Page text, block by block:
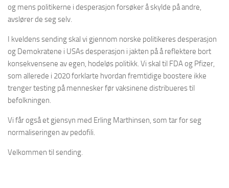
og mens politikerne i desperasjon forsøker å skylde på andre,
avslører de seg selv.
I kveldens sending skal vi gjennom norske politikeres desperasjon
og Demokratene i USAs desperasjon i jakten på å reflektere bort
konsekvensene av egen, hodeløs politikk. Vi skal til FDA og Pfizer,
som allerede i 2020 forklarte hvordan fremtidige boostere ikke
trenger testing på mennesker før vaksinene distribueres til
befolkningen.
Vi får også et gjensyn med Erling Marthinsen, som tar for seg
normaliseringen av pedofili.
Velkommen til sending.